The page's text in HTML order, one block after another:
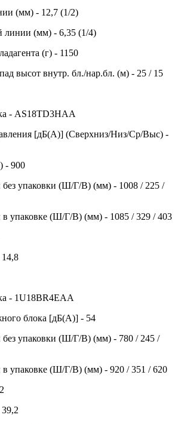
(мм) - 12,7 (1/2)
линии (мм) - 6,35 (1/4)
(г) - 1150
высот внутр. бл./нар.бл. (м) - 25 / 15
- AS18TD3HAA
[дБ(А)] (Сверхниз/Низ/Ср/Выс) -
- 900
без упаковки (Ш/Г/В) (мм) - 1008 / 225 /
в упаковке (Ш/Г/В) (мм) - 1085 / 329 / 403
14,8
- 1U18BR4EAA
блока [дБ(А)] - 54
без упаковки (Ш/Г/В) (мм) - 780 / 245 /
в упаковке (Ш/Г/В) (мм) - 920 / 351 / 620